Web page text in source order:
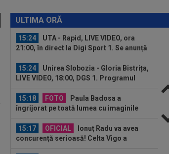
ULTIMA ORĂ
verdictul în privința lui Marius Baciu
15:24
UTA - Rapid, LIVE VIDEO, ora
21:00, în direct la Digi Sport 1. Se anunță
15:24
Unirea Slobozia - Gloria Bistrița,
LIVE VIDEO, 18:00, DGS 1. Programul
15:18
FOTO
Paula Badosa a
îngrijorat pe toată lumea cu imaginile
15:17
OFICIAL
Ionuț Radu va avea
concurență serioasă! Celta Vigo a